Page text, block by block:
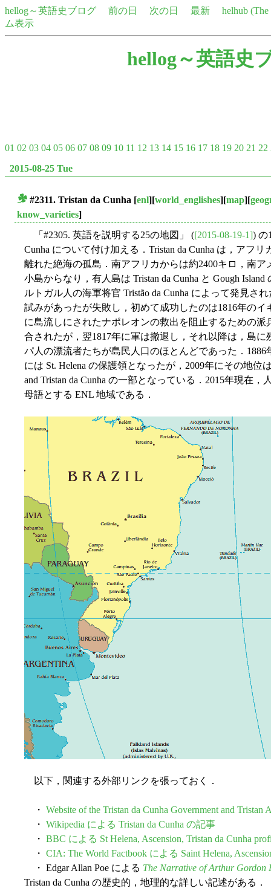
hellog～英語史ブログ 前の日 次の日 最新
helhub
ム表示
hellog～英語史
01 02 03 04 05 06 07 08 09 10 11 12 13 14 15 16 17 18 19 20 21 22
2015-08-25 Tue
#2311. Tristan da Cunha [enl][world_englishes][map][
know_varieties]
「#2305. 英語を説明する25の地図」 ([2015-08-19-1]) の
Cunha について付け加える．Tristan da Cunha は，アフ
離れた絶海の孤島．南アフリカからは約2400キロ，南
小島からなり，有人島は Tristan da Cunha と Gough
ルトガル人の海軍将官 Tristão da Cunha によって発見さ
試みがあったが失敗し，初めて成功したのは1816年のイ
に島流しにされたナポレオンの救出を阻止するための
合されたが，翌1817年に軍は撤退し，それ以降は，島
パ人の漂流者たちが島民人口のほとんどであった．
には St. Helena の保護領となったが，2009年にその地位
and Tristan da Cunha の一部となっている．2015年現在
母語とする ENL 地域である．
以下，関連する外部リンクを張っておく．
・ Website of the Tristan da Cunha Government and Tristan
・ Wikipedia による Tristan da Cunha の記事
・ BBC による St Helena, Ascension, Tristan da Cunha
・ CIA: The World Factbook による Saint Helena,
・ Edgar Allan Poe による The Narrative of Arthur Gordon
Tristan da Cunha の歴史的，地理的な詳しい記述がある．